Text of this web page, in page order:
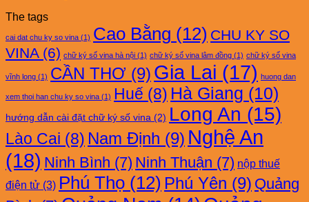
The tags
cai dat chu ky so vina (1) Cao Bằng (12) CHU KY SO
VINA(6) chữ ký số vina hà nội (1) chữ ký số vina lâm đồng (1) chữ ký số vina
vĩnh long (1) CẦN THƠ (9) Gia Lai (17) huong dan
xem thoi han chu ky so vina (1) Huế (8) Hà Giang (10)
hướng dẫn cài đặt chữ ký số vina (2) Long An (15)
Lào Cai (8) Nam Định (9) Nghệ An
(18) Ninh Bình (7) Ninh Thuận (7) nộp thuế
điện tử (3) Phú Thọ (12) Phú Yên (9) Quảng